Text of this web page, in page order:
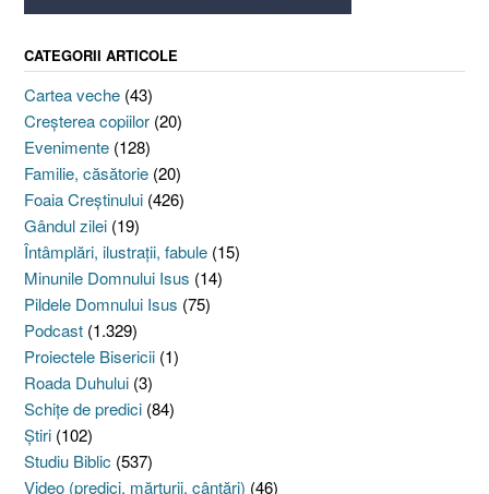
CATEGORII ARTICOLE
Cartea veche (43)
Creşterea copiilor (20)
Evenimente (128)
Familie, căsătorie (20)
Foaia Creştinului (426)
Gândul zilei (19)
Întâmplări, ilustraţii, fabule (15)
Minunile Domnului Isus (14)
Pildele Domnului Isus (75)
Podcast (1.329)
Proiectele Bisericii (1)
Roada Duhului (3)
Schiţe de predici (84)
Ştiri (102)
Studiu Biblic (537)
Video (predici, mărturii, cântări) (46)